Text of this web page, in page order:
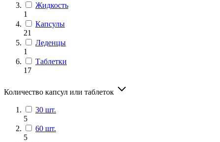
Жидкость
1
Капсулы
21
Леденцы
1
Таблетки
17
Количество капсул или таблеток
30 шт.
5
60 шт.
5